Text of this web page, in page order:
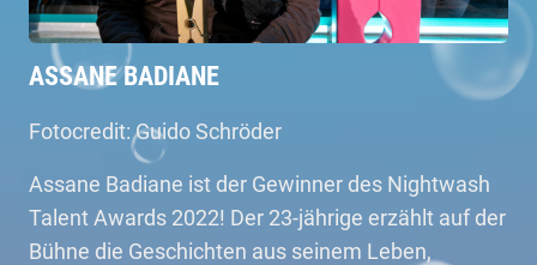
ASSANE BADIANE
Fotocredit: Guido Schröder
Assane Badiane ist der Gewinner des Nightwash
Talent Awards 2022! Der 23-jährige erzählt auf der
Bühne die Geschichten aus seinem Leben,